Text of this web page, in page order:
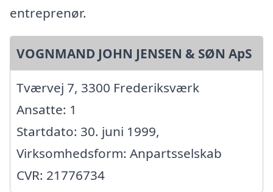
entreprenør.
VOGNMAND JOHN JENSEN & SØN ApS
Tværvej 7, 3300 Frederiksværk
Ansatte: 1
Startdato: 30. juni 1999,
Virksomhedsform: Anpartsselskab
CVR: 21776734